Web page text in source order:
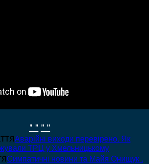
" " " "
Аварійні виходи перевірено. Як
ТРЦ у Хмельницькому
Симпатичні новини та Майя Онищук .